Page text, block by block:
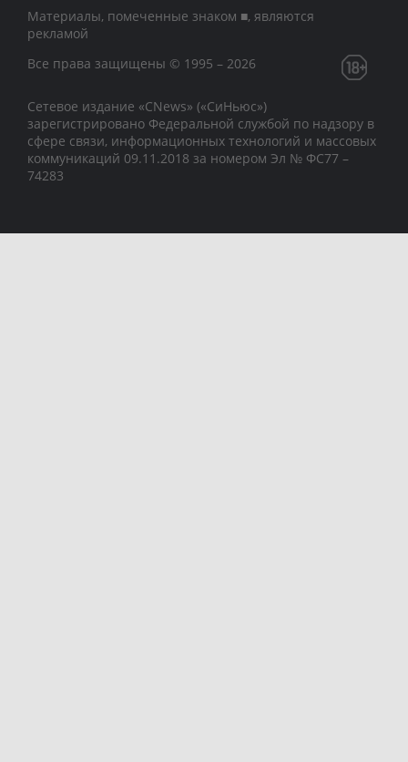
Материалы, помеченные знаком ■, являются
рекламой
Все права защищены © 1995 – 2026
Сетевое издание «CNews» («СиНьюс»)
зарегистрировано Федеральной службой по надзору в
сфере связи, информационных технологий и массовых
коммуникаций 09.11.2018 за номером Эл № ФС77 –
74283